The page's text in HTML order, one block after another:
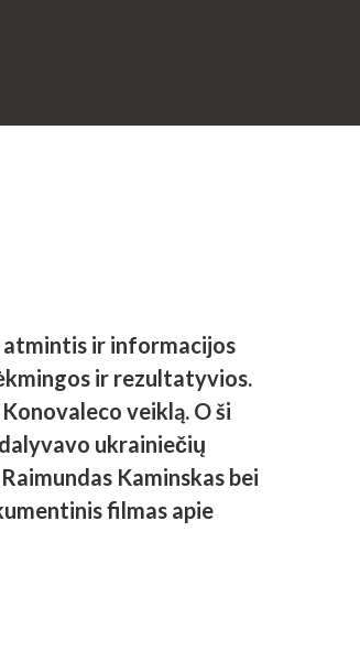
atmintis ir informacijos
ir rezultatyvios.
veiklą. O ši
ukrainiečių
Kaminskas bei
filmas apie